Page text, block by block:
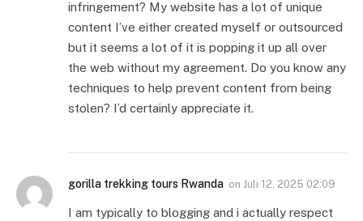
infringement? My website has a lot of unique
content I’ve either created myself or outsourced
but it seems a lot of it is popping it up all over
the web without my agreement. Do you know any
techniques to help prevent content from being
stolen? I’d certainly appreciate it.
gorilla trekking tours Rwanda on Juli 12, 2025 02:09
I am typically to blogging and i actually respect